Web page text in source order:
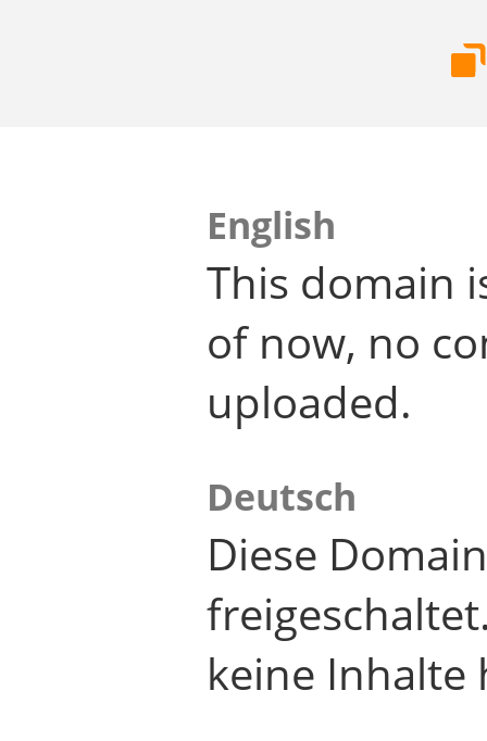
English
This domain
of now, no
uploaded.
Deutsch
Diese
keine Inhalte